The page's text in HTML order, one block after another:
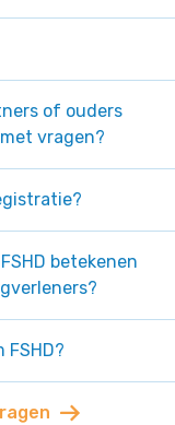
of ouders
vragen?
betekenen